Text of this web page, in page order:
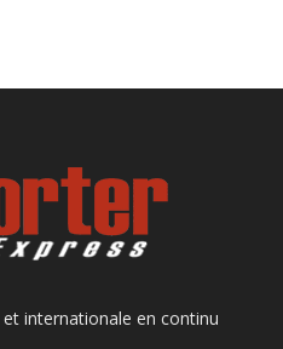
internationale en continu